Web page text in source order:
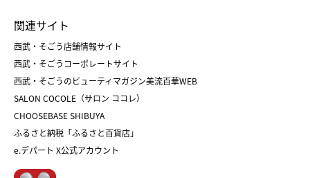
父の日
クリスマスケーキ
ホワイトデー
菓子折り
和菓子
人気のギフト
バレンタイン
ホワイトデー
おせち
フード
関連サイト
西武・そごう店舗情報サイト
西武・そごうコーポレートサイト
西武・そごうのビューティマガジン美流百華WEB
SALON COCOLE（サロン ココレ）
CHOOSEBASE SHIBUYA
ふるさと納税「ふるさと百貨店」
e.デパート X公式アカウント